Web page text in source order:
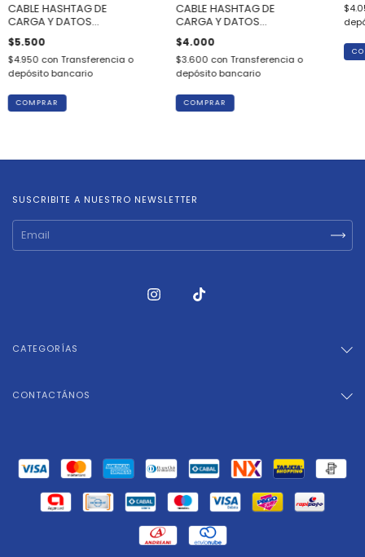
CABLE HASHTAG DE
CARGA Y DATOS
REFORZADO USB A MICRO
USB 1M
$5.500
$4.950 con Transferencia o
depósito bancario
CABLE HASHTAG DE
CARGA Y DATOS
REFORZADO USB A MICRO
USB 1M
$4.000
$3.600 con Transferencia o
depósito bancario
SUSCRIBITE A NUESTRO NEWSLETTER
CATEGORÍAS
CONTACTÁNOS